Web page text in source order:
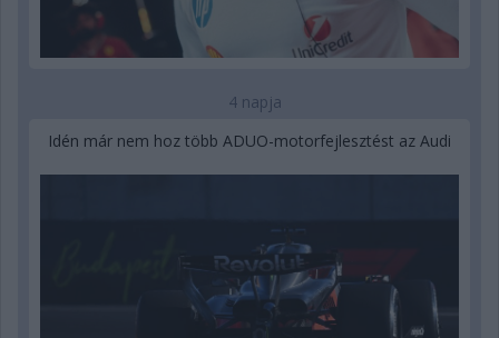
4 napja
Idén már nem hoz több ADUO-motorfejlesztést az Audi